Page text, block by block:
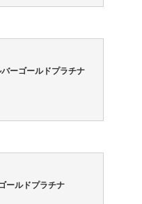
ーゴールドプラチナ
ールドプラチナ